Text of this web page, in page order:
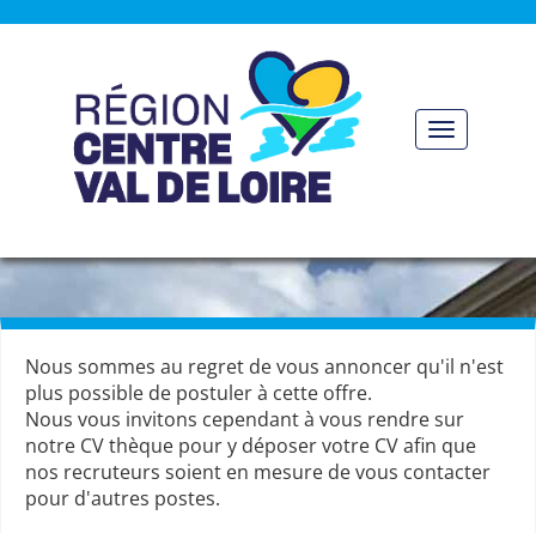
Toggle
Nous sommes au regret de vous annoncer qu'il n'est
plus possible de postuler à cette offre.
Nous vous invitons cependant à vous rendre sur
notre CV thèque pour y déposer votre CV afin que
nos recruteurs soient en mesure de vous contacter
pour d'autres postes.